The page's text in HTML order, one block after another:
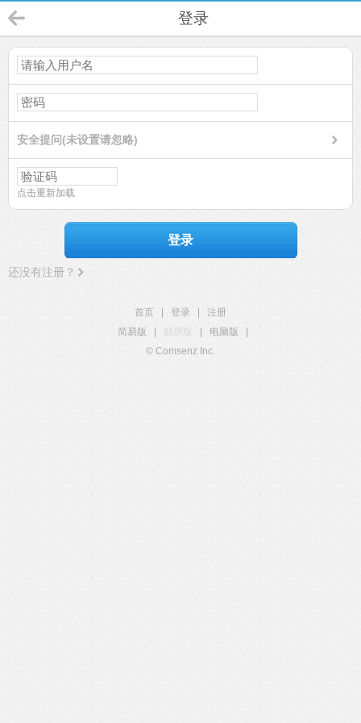
登录
安全提问(未设置请忽略)
点击重新加载
登录
还没有注册？
首页 登录
注册
简易版
触屏版 电脑版
© Comsenz Inc.